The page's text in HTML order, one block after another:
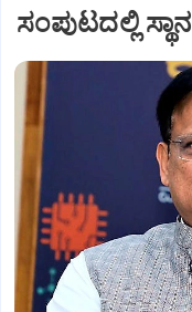
ಸಂಪುಟದಲ್ಲಿ ಸ್ಥಾನ